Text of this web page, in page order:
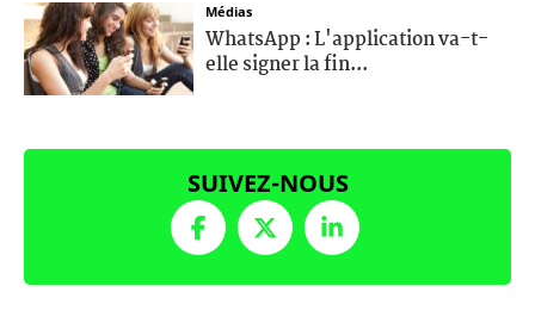
Médias
WhatsApp : L'application va-t-
elle signer la fin...
SUIVEZ-NOUS